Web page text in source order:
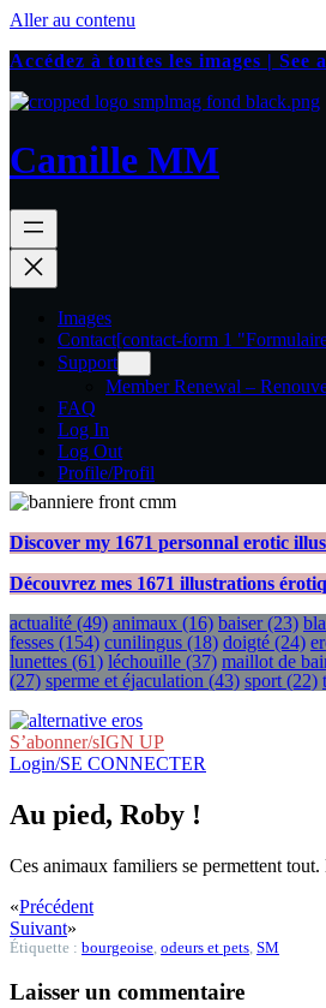
Aller au contenu
Accédez à toutes les images | See
Camille MM
Images
Contact[contact-form 1
Support
Member Renewal –
FAQ
Log In
Log Out
Profile/Profil
Discover my 1671 personnal erotic
Découvrez mes 1671 illustrations
actualité (49) animaux (16) baiser(23)
fesses (154) cunilingus (18) doigté (24)
lunettes (61) léchouille (37) maillot de
(27) sperme et éjaculation (43) sport (22)
S’abonner/sIGN UP
Login/SE CONNECTER
Au pied, Roby !
Ces animaux familiers se permettent
«Précédent
Suivant»
Étiquette : bourgeoise odeurs et pets SM
Laisser un commentaire